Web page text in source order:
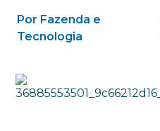
Por Fazenda e
Tecnologia